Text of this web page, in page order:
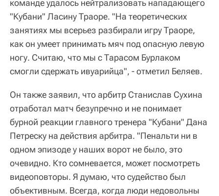
команде удалось нейтрализовать нападающего
"Кубани" Ласину Траоре. "На теоретических
занятиях мы всерьез разбирали игру Траоре,
как он умеет принимать мяч под опасную левую
ногу. Считаю, что мы с Тарасом Бурлаком
смогли сдержать ивуарийца", - отметил Беляев.
Он также заявил, что арбитр Станислав Сухина
отработал матч безупречно и не понимает
бурной реакции главного тренера "Кубани" Дана
Петреску на действия арбитра. "Пенальти ни в
одном эпизоде у наших ворот не было, это
очевидно. Кто сомневается, может посмотреть
видеоповторы. Я думаю, что судейство был
объективным. Всегда, когда люди недовольны